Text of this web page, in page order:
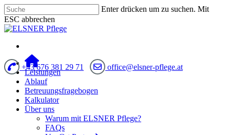
Enter drücken um zu suchen. Mit
ESC abbrechen
+43 676 381 29 71 office@elsner-pflege.at
Leistungen
Ablauf
Betreuungsfragebogen
Kalkulator
Über uns
Warum mit ELSNER Pflege?
FAQs